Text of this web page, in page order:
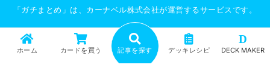
ホーム カードを買う 記事を探す デッキレシピ
D
DECK MAKER
「ガチまとめ」は、カーナベル株式会社が運営するサービスです。
Copyright © 2026 ガチまとめ All Rights Reserved.